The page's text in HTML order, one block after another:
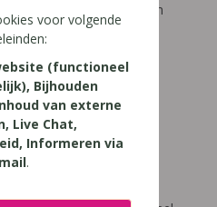
zijn voor jongeren die hun
over NLD.
(6-9 jaar),
voor volgende
(functioneel
Bijhouden
van externe
Live Chat,
Informeren via
mail.